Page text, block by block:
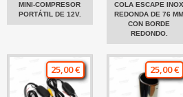
MINI-COMPRESOR
PORTÁTIL DE 12V.
COLA ESCAPE INOX
REDONDA DE 76 MM
CON BORDE
REDONDO.
25,00 € 25,00 €